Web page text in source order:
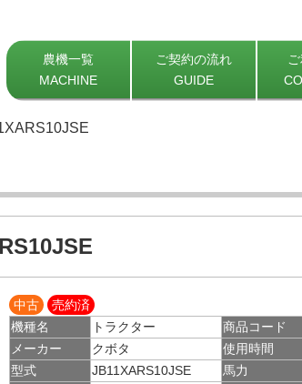
農機一覧
MACHINE
ご契約の流れ
GUIDE
中古
売約済
機種名
トラクター 商品コード
メーカー
クボタ 使用時間
型式
JB11XARS10JSE 馬力